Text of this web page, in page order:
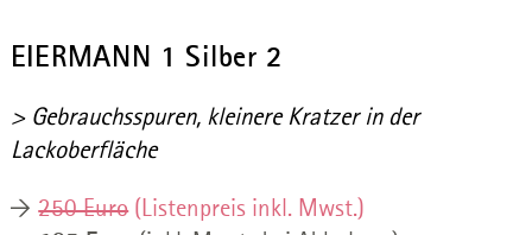
EIERMANN 1 Silber 2
> Gebrauchsspuren, kleinere Kratzer in der
Lackoberfläche
250 Euro(Listenpreis inkl. Mwst.)